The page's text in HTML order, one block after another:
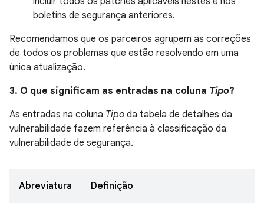
boletins de segurança anteriores.
Recomendamos que os parceiros agrupem as correções
de todos os problemas que estão resolvendo em uma
única atualização.
3. O que significam as entradas na coluna Tipo?
As entradas na coluna Tipo da tabela de detalhes da
vulnerabilidade fazem referência à classificação da
vulnerabilidade de segurança.
Abreviatura Definição